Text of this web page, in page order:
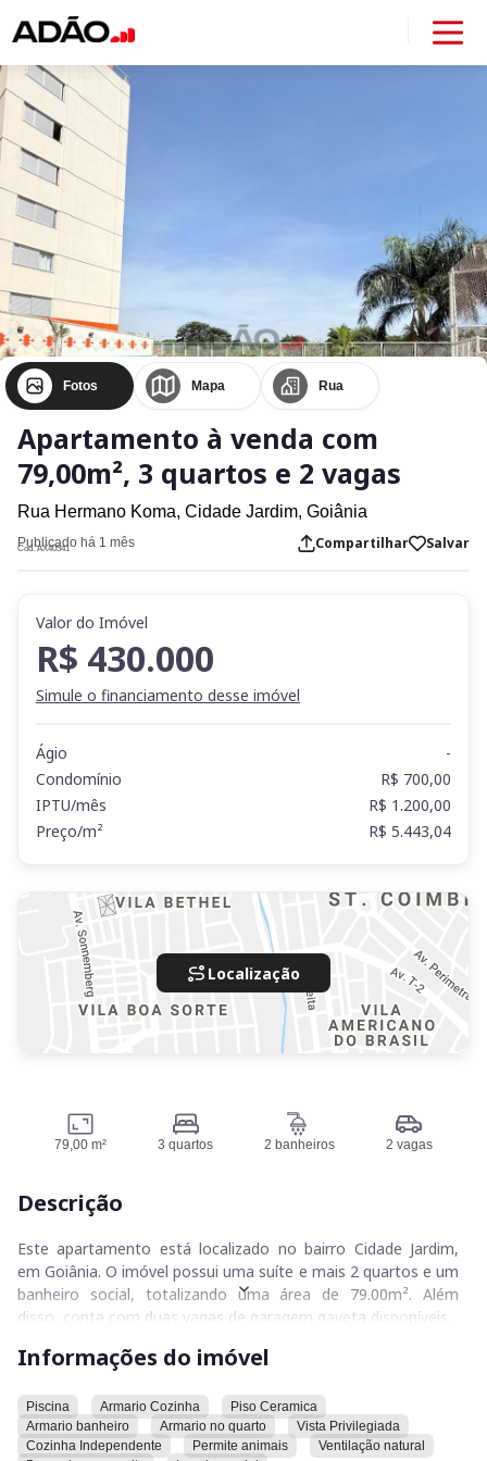
Fotos Mapa Rua
Apartamento à venda com
79,00m², 3 quartos e 2 vagas
Rua Hermano Koma, Cidade Jardim, Goiânia
Publicado há 1 mês
Cod. AX40541 Compartilhar Salvar
Valor do Imóvel
R$ 430.000
Simule o financiamento desse imóvel
Ágio
-
Condomínio
R$ 700,00
IPTU/mês
R$ 1.200,00
Preço/m²
R$ 5.443,04
Localização
79,00 m² 3 quartos 2 banheiros 2 vagas
Descrição
Este apartamento está localizado no bairro Cidade Jardim,
em Goiânia. O imóvel possui uma suíte e mais 2 quartos e um
banheiro social, totalizando uma área de 79.00m². Além
disso, conta com duas vagas de garagem gaveta disponíveis.
A cozinha, equipada com armários, é independente. O piso do
possuem armários. A vista do apartamento é desobstruída. O
imóvel permite a presença de animais.
Informações do imóvel
Piscina Armario Cozinha
Piso Ceramica
Armario banheiro
Armario no quarto
Vista Privilegiada
Cozinha Independente
Permite animais
Ventilação natural